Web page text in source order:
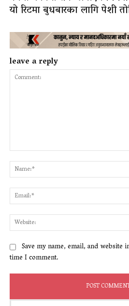
यो रिटमा बुधबारका लागि पेशी
leave a reply
Save my name, email, and
time I comment.